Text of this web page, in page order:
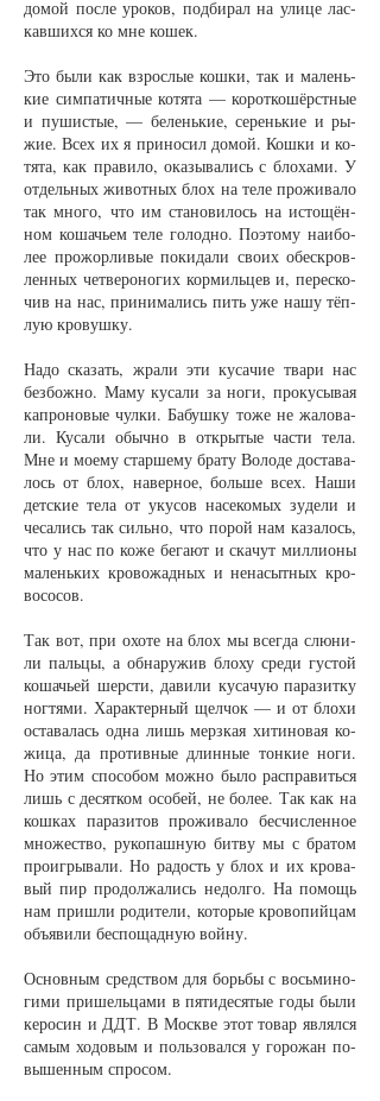
до­мой пос­ле уро­ков, под­би­рал на ули­це лас­
кав­ших­ся ко мне ко­шек.
Это бы­ли как взрос­лые кош­ки, так и ма­лень­
кие сим­па­тич­ные ко­тя­та — ко­рот­ко­шёрст­ные
и пу­ши­с­тые, — бе­лень­кие, се­рень­кие и ры­
жие. Всех их я при­но­сил до­мой. Кош­ки и ко­
тя­та, как пра­ви­ло, ока­зы­ва­лись с бло­ха­ми. У
от­дель­ных жи­вот­ных блох на те­ле про­жи­ва­ло
так мно­го, что им ста­но­ви­лось на ис­то­щён­
ном ко­шачь­ем те­ле го­лод­но. По­это­му наибо­
лее про­жор­ли­вые по­ки­да­ли сво­их обес­кров­
лен­ных чет­ве­ро­но­гих кор­миль­цев и, пе­ре­ско­
чив на нас, при­ни­ма­лись пить уже на­шу тёп­
лую кро­вуш­ку.
На­до ска­зать, жра­ли эти ку­са­чие тва­ри нас
без­бож­но. Ма­му ку­са­ли за но­ги, про­ку­сы­вая
кап­ро­но­вые чул­ки. Ба­буш­ку то­же не жа­ло­ва­
ли. Ку­са­ли обыч­но в от­кры­тые час­ти те­ла.
Мне и мо­е­му стар­ше­му бра­ту Во­ло­де до­ста­ва­
лось от блох, на­вер­ное, боль­ше всех. На­ши
дет­ские те­ла от уку­сов на­се­ко­мых зу­де­ли и
че­са­лись так силь­но, что по­рой нам ка­за­лось,
что у нас по ко­же бе­га­ют и ска­чут мил­ли­о­ны
ма­лень­ких кро­во­жад­ных и не­на­сыт­ных кро­
во­со­сов.
Так вот, при охо­те на блох мы всег­да слю­ни­
ли паль­цы, а об­на­ру­жив бло­ху сре­ди гус­той
ко­шачь­ей шерс­ти, да­ви­ли ку­са­чую па­ра­зит­ку
ног­тя­ми. Ха­рак­тер­ный щел­чок — и от бло­хи
оста­ва­лась од­на лишь мерз­кая хи­ти­но­вая ко­
жи­ца, да про­тив­ные длин­ные тон­кие но­ги.
Но этим спо­со­бом мож­но бы­ло рас­пра­вить­ся
лишь с де­сят­ком осо­бей, не бо­лее. Так как на
кош­ках па­ра­зи­тов про­жи­ва­ло бес­чис­лен­ное
мно­жест­во, ру­ко­паш­ную бит­ву мы с бра­том
про­игры­ва­ли. Но ра­дость у блох и их кро­ва­
вый пир про­дол­жа­лись не­дол­го. На по­мощь
нам при­шли ро­ди­те­ли, ко­то­рые кро­во­пий­цам
объ­яви­ли бес­по­щад­ную вой­ну.
Ос­нов­ным средст­вом для борь­бы с вось­ми­но­
ги­ми при­шель­ца­ми в пя­ти­де­ся­тые го­ды бы­ли
ке­ро­син и ДДТ. В Моск­ве этот то­вар яв­лял­ся
са­мым хо­до­вым и поль­зо­вал­ся у го­ро­жан по­
вы­шен­ным спро­сом.